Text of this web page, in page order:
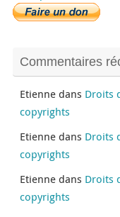
Commentaires
Etienne dans Droits
copyrights
Etienne dans Droits
copyrights
Etienne dans Droits
copyrights